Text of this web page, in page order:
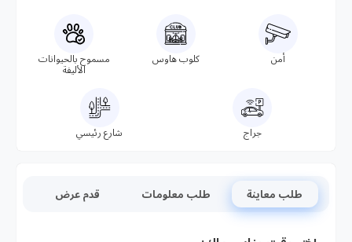
أمن كلوب هاوس
مسموح بالحيوانات
الأليفة
جراج شارع رئيسي
طلب معاينة طلب معلومات قدم عرض